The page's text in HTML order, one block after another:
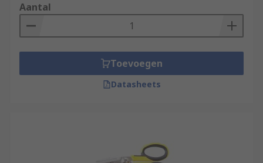
Aantal
Toevoegen
Datasheets